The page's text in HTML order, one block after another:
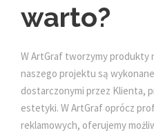
warto?
W ArtGraf tworzymy produkty
naszego projektu są
dostarczonymi przez Klienta,
estetyki. W ArtGraf oprócz
reklamowych, oferujemy